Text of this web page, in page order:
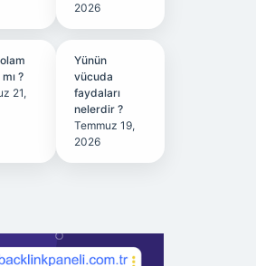
2026
?
21,
Yünün
vücuda
faydaları
nelerdir ?
Temmuz 19,
2026